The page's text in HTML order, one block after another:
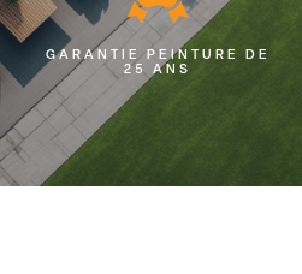
GARANTIE PEINTURE DE
25 ANS